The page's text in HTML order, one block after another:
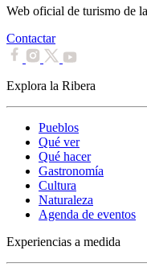
Web oficial de turismo de
Contactar
Explora la Ribera
Pueblos
Qué ver
Qué hacer
Gastronomía
Cultura
Naturaleza
Agenda de eventos
Experiencias a medida